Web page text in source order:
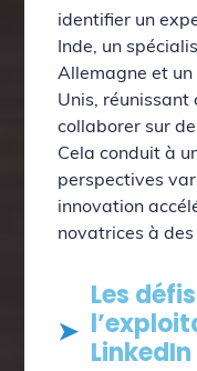
identifier un
Inde, un
Allemagne et
Unis,
collaborer sur
Cela conduit à
perspectives
innovation
novatrices à
Les
LinkedIn